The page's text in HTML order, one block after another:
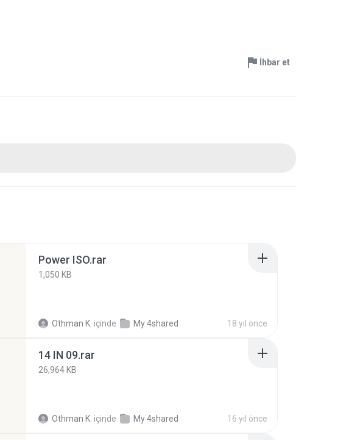
İhbar et
Power ISO.rar
1,050 KB
Othman K. içinde My 4shared 18 yıl önce
14 IN 09.rar
26,964 KB
Othman K. içinde My 4shared 16 yıl önce